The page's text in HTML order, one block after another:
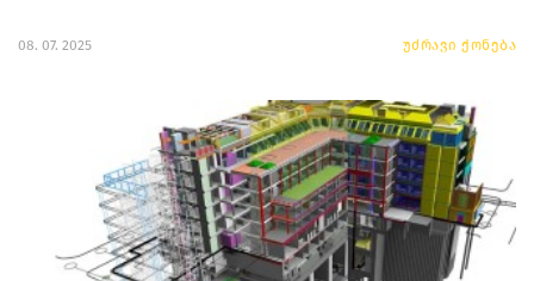
08. 07. 2025 უძრავი ქონება